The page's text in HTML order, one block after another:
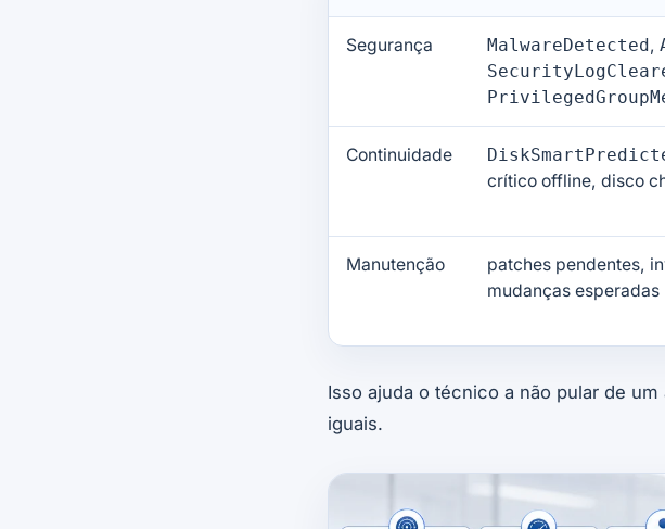
Segurança MalwareDetected,
Continuidade
crítico offline, disco
Manutenção
patches pendentes,
mudanças esperadas
Isso ajuda o técnico a não pular de
iguais.